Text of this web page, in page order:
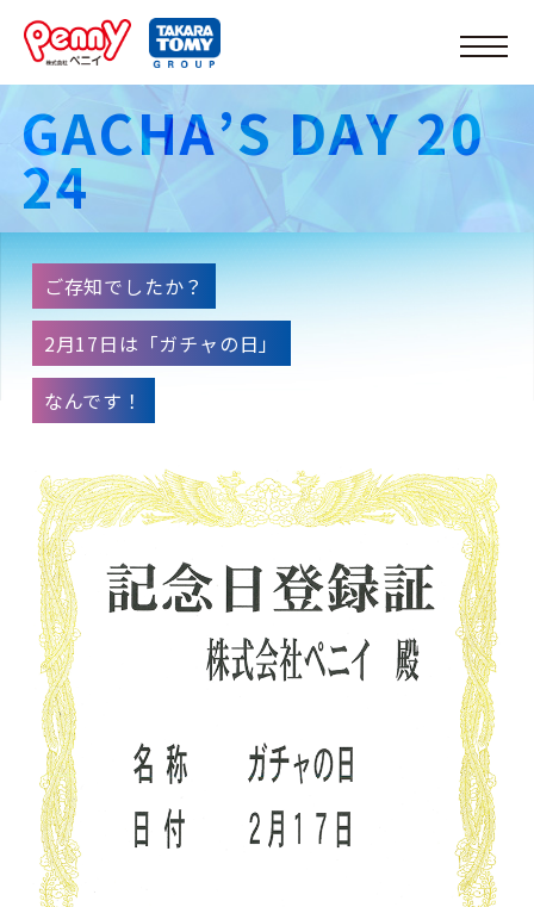
GACHA’S DAY 20
24
ご存知でしたか？
2月17日は「ガチャの日」
なんです！